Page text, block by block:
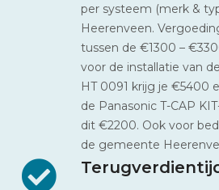
per systeem (merk &
Heerenveen.
tussen de €1300 –
voor de installatie van
HT 0091 krijg je €5400
de Panasonic T-CAP
dit €2200. Ook voor
de gemeente